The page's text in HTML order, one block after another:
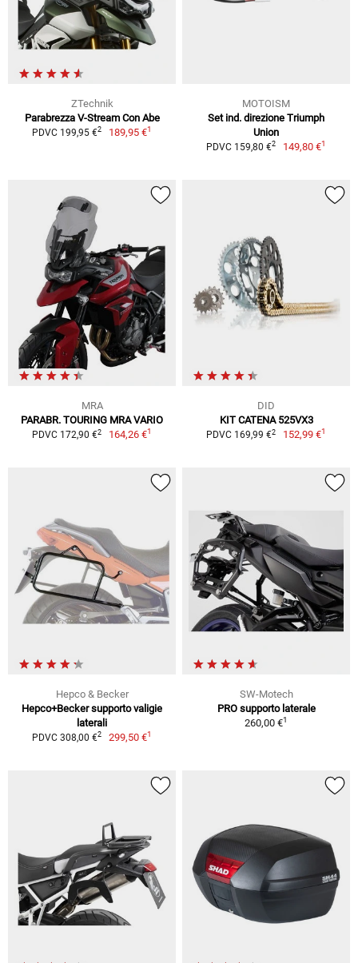
ZTechnik
Parabrezza V-Stream Con Abe
PDVC 199,95 €2 189,95 €1
MOTOISM
Set ind. direzione Triumph
Union
PDVC 159,80 €2 149,80 €1
MRA
PARABR. TOURING MRA VARIO
PDVC 172,90 €2 164,26 €1
DID
KIT CATENA 525VX3
PDVC 169,99 €2 152,99 €1
Hepco & Becker
Hepco+Becker supporto valigie
laterali
PDVC 308,00 €2 299,50 €1
SW-Motech
PRO supporto laterale
260,00 €1